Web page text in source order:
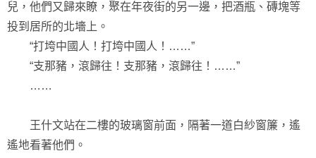
兒，他們又歸來瞭，聚在年夜街的另一邊，把酒瓶、磚塊等
投到居所的北墻上。
“打垮中國人！打垮中國人！……”
“支那豬，滾歸往！支那豬，滾歸往！……”
……
王什文站在二樓的玻璃窗前面，隔著一道白紗窗簾，遙
遙地看著他們。